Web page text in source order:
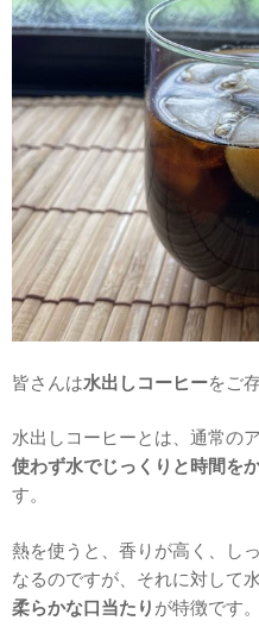
皆さんは水出しコーヒーをご
水出しコーヒーとは、通常の
使わず水でじっくりと時間を
す。
熱を使うと、香りが高く、し
なるのですが、それに対して
柔らかな口当たり が特徴です。